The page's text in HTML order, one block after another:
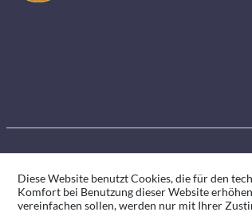
Diese Website benutzt Cookies, die für den
Komfort bei Benutzung dieser Website
vereinfachen sollen, werden nur mit Ihrer